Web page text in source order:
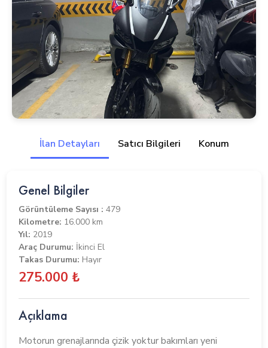
İlan Detayları Satıcı Bilgileri Konum
Genel Bilgiler
Görüntüleme Sayısı :479
Kilometre: 16.000 km
Yıl: 2019
Araç Durumu: İkinci El
Takas Durumu: Hayır
275.000 ₺
Açıklama
Motorun grenajlarında çizik yoktur bakımları yeni